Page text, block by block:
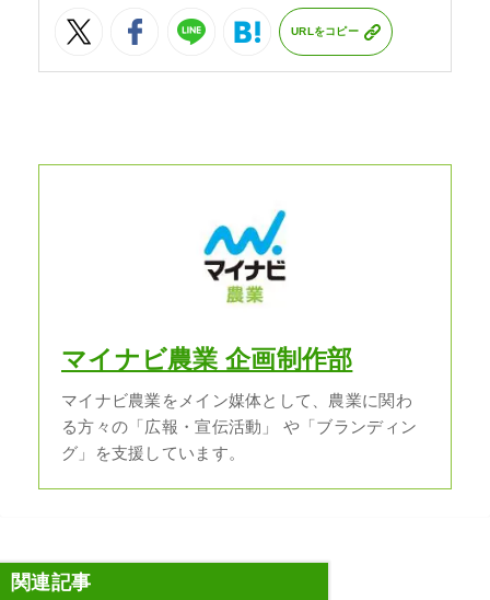
URLをコピー
マイナビ農業 企画制作部
マイナビ農業をメイン媒体として、農業に関わ
る方々の「広報・宣伝活動」 や「ブランディン
グ」を支援しています。
関連記事